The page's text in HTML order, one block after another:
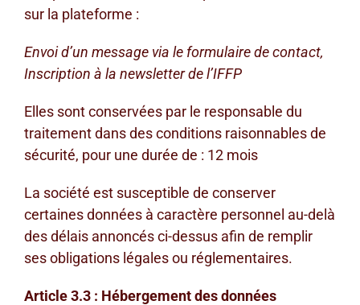
sur la plateforme :
Envoi d’un message via le formulaire de contact,
Inscription à la newsletter de l’IFFP
Elles sont conservées par le responsable du
traitement dans des conditions raisonnables de
sécurité, pour une durée de : 12 mois
La société est susceptible de conserver
certaines données à caractère personnel au-delà
des délais annoncés ci-dessus afin de remplir
ses obligations légales ou réglementaires.
Article 3.3 : Hébergement des données